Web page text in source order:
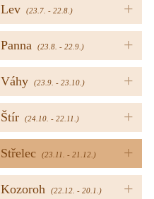
+
Lev (23.7. - 22.8.)
+
Panna (23.8. - 22.9.)
+
Váhy (23.9. - 23.10.)
+
Štír (24.10. - 22.11.)
+
Střelec (23.11. - 21.12.)
+
Kozoroh (22.12. - 20.1.)